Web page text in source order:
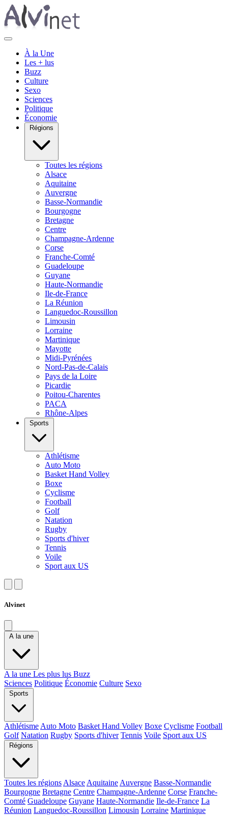
À la Une
Les + lus
Buzz
Culture
Sexo
Sciences
Politique
Économie
Régions
Toutes les régions
Alsace
Aquitaine
Auvergne
Basse-Normandie
Bourgogne
Bretagne
Centre
Champagne-Ardenne
Corse
Franche-Comté
Guadeloupe
Guyane
Haute-Normandie
Ile-de-France
La Réunion
Languedoc-Roussillon
Limousin
Lorraine
Martinique
Mayotte
Midi-Pyrénées
Nord-Pas-de-Calais
Pays de la Loire
Picardie
Poitou-Charentes
PACA
Rhône-Alpes
Sports
Athlétisme
Auto Moto
Basket Hand Volley
Boxe
Cyclisme
Football
Golf
Natation
Rugby
Sports d'hiver
Tennis
Voile
Sport aux US
Alvinet
A la une
A la une Les plus lus Buzz
Sciences Politique Économie Culture Sexo
Sports
Athlétisme Auto Moto Basket Hand Volley Boxe Cyclisme Football
Golf Natation Rugby Sports d'hiver Tennis Voile Sport aux US
Régions
Toutes les régions Alsace Aquitaine Auvergne Basse-Normandie
Bourgogne Bretagne Centre Champagne-Ardenne Corse Franche-
Comté Guadeloupe Guyane Haute-Normandie Ile-de-France La
Réunion Languedoc-Roussillon Limousin Lorraine Martinique